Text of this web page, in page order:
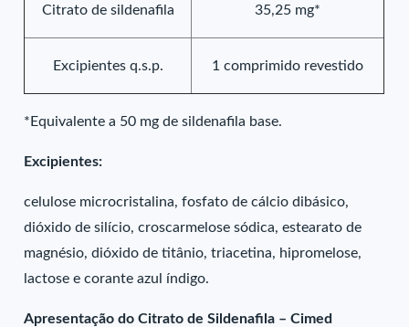
Citrato de sildenafila 35,25 mg*
Excipientes q.s.p. 1 comprimido revestido
*Equivalente a 50 mg de sildenafila base.
Excipientes:
celulose microcristalina, fosfato de cálcio dibásico,
dióxido de silício, croscarmelose sódica, estearato de
magnésio, dióxido de titânio, triacetina, hipromelose,
lactose e corante azul índigo.
Apresentação do Citrato de Sildenafila – Cimed